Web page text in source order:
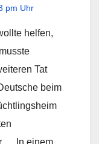
pm Uhr
helfen,
Tat
beim